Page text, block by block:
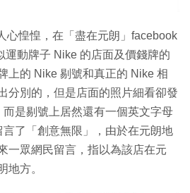
心惶惶，在「盡在元朗」facebook
運動牌子 Nike 的店面及價錢牌的
上的 Nike 剔號和真正的 Nike 相
分別的，但是店面的照片細看卻發
是剔號上居然還有一個英文字母
了「創意無限」，由於在元朗地
一眾網民留言，指以為該店在元
地方。